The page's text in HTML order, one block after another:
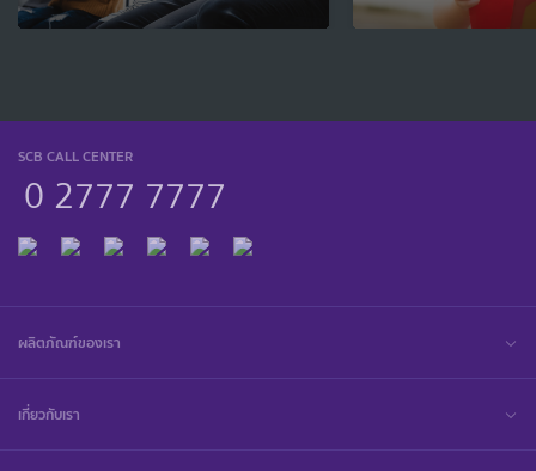
SCB CALL CENTER
0 2777 7777
ผลิตภัณฑ์ของเรา
เกี่ยวกับเรา